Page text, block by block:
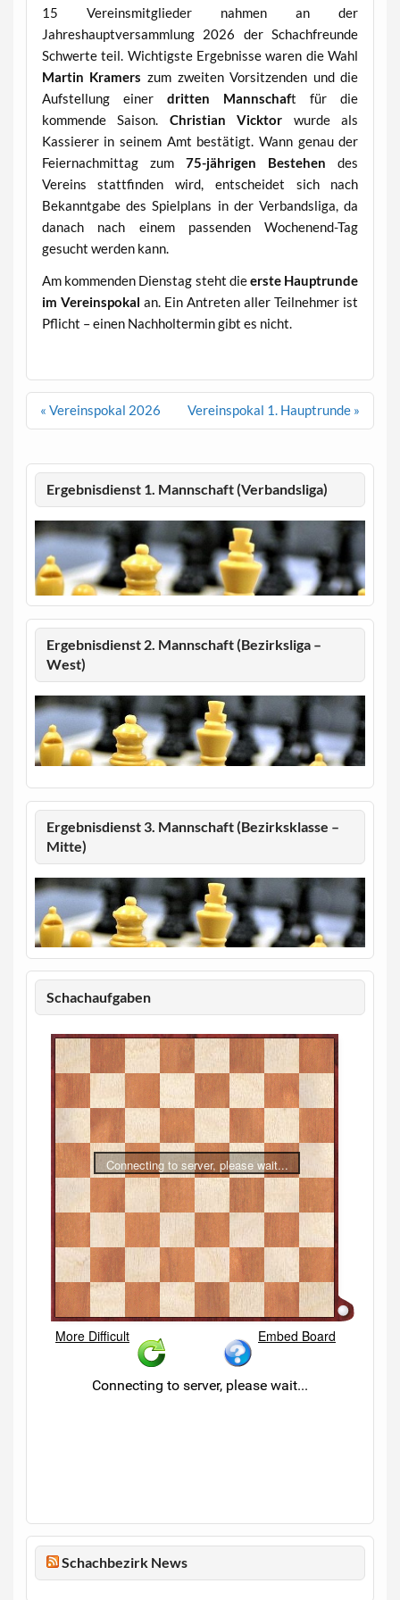
15 Vereinsmitglieder nahmen an der
Jahreshauptversammlung 2026 der Schachfreunde
Schwerte teil. Wichtigste Ergebnisse waren die Wahl
Martin Kramers zum zweiten Vorsitzenden und die
Aufstellung einer dritten Mannschaft für die
kommende Saison. Christian Vicktor wurde als
Kassierer in seinem Amt bestätigt. Wann genau der
Feiernachmittag zum 75-jährigen Bestehen des
Vereins stattfinden wird, entscheidet sich nach
Bekanntgabe des Spielplans in der Verbandsliga, da
danach nach einem passenden Wochenend-Tag
gesucht werden kann.
Am kommenden Dienstag steht dieerste Hauptrunde
im Vereinspokal an. Ein Antreten aller Teilnehmer ist
Pflicht – einen Nachholtermin gibt es nicht.
Beitragsnavigation
« Vereinspokal 2026 Vereinspokal 1. Hauptrunde »
Ergebnisdienst 1. Mannschaft (Verbandsliga)
Ergebnisdienst 2. Mannschaft (Bezirksliga –
West)
Ergebnisdienst 3. Mannschaft (Bezirksklasse –
Mitte)
Schachaufgaben
Schachbezirk News